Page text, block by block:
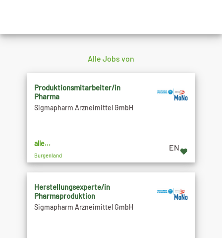
Alle Jobs von
Produktionsmitarbeiter/in
Pharma
Sigmapharm Arzneimittel GmbH
alle...
Burgenland
EN
Herstellungsexperte/in
Pharmaproduktion
Sigmapharm Arzneimittel GmbH